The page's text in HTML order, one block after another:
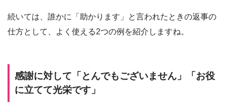
続いては、誰かに「助かります」と言われたときの返事の
仕方として、よく使える2つの例を紹介しますね。
感謝に対して「とんでもございません」「お役
に立てて光栄です」